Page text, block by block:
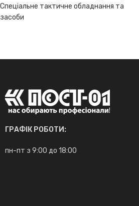
Спеціальне тактичне обладнання та
засоби
ГРАФІК РОБОТИ:
пн-пт з 9:00 до 18:00